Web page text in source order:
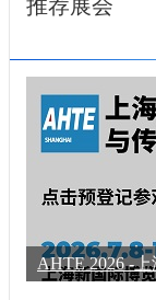
推荐展会
AHTE 2026 -